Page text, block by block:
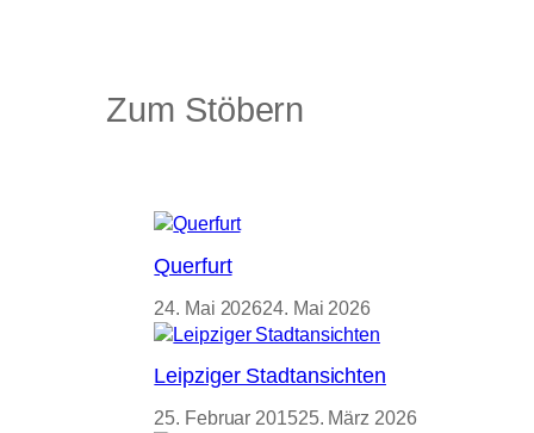
Zum Stöbern
Querfurt
24. Mai 202624. Mai 2026
Leipziger Stadtansichten
25. Februar 201525. März 2026